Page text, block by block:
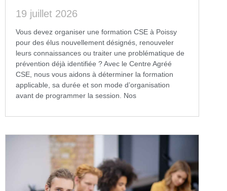
19 juillet 2026
Vous devez organiser une formation CSE à Poissy
pour des élus nouvellement désignés, renouveler
leurs connaissances ou traiter une problématique de
prévention déjà identifiée ? Avec le Centre Agréé
CSE, nous vous aidons à déterminer la formation
applicable, sa durée et son mode d’organisation
avant de programmer la session. Nos